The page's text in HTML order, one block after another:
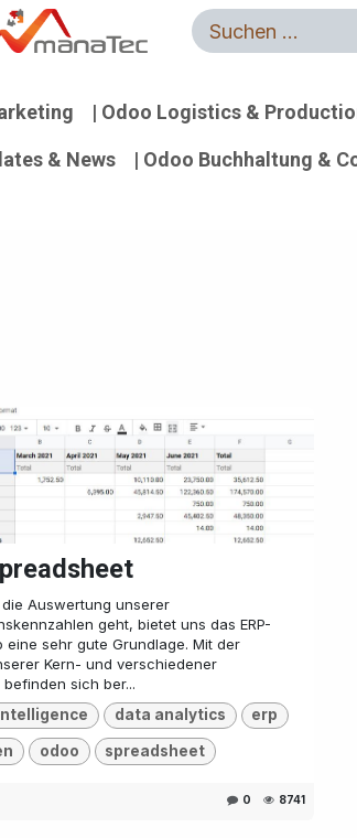
Auftrag Widerrufen
| Odoo Logistics &
& News | Odoo Buchhaltung &
Auswertung unserer
geht, bietet uns das ERP-
eine sehr gute Grundlage. Mit der
Kern- und verschiedener
sich ber...
data analytics erp
odoo spreadsheet
0 8741